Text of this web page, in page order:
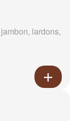
lardons,